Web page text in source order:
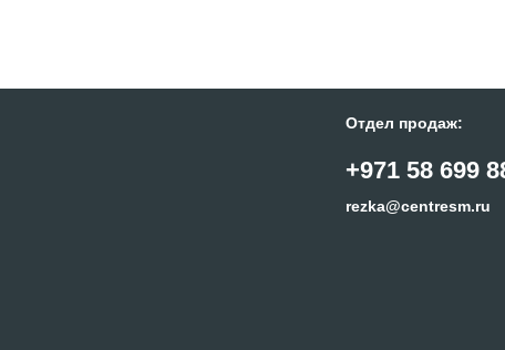
+971 58 699
Отдел продаж:
rezka@centresm.ru